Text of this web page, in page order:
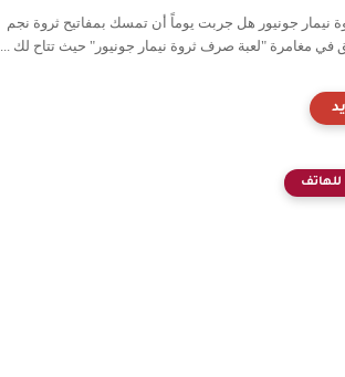
نيمار جونيور هل جربت يوماً أن تمسك بمفاتيح ثروة نجم
في مغامرة "لعبة صرف ثروة نيمار جونيور" حيث تتاح لك ...